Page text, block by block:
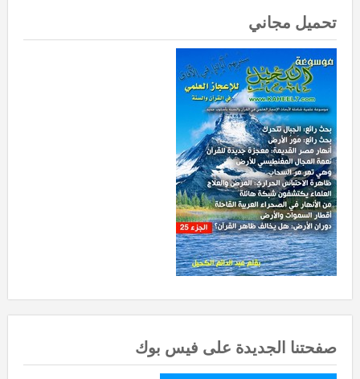
تحميل مجاني
صفحتنا الجديدة على فيس بوك